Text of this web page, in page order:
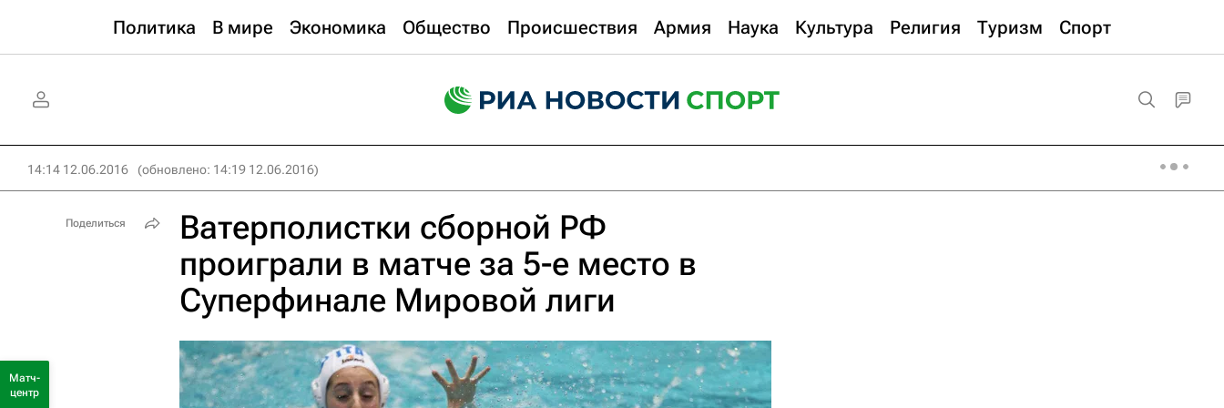
Политика В мире Экономика Общество Происшествия Армия Наука Культура Религия Туризм Спорт
14:14 12.06.2016 (обновлено: 14:19 12.06.2016)
Ватерполистки сборной РФ
проиграли в матче за 5-е место в
Cуперфинале Мировой лиги
Поделиться
Матч-
центр